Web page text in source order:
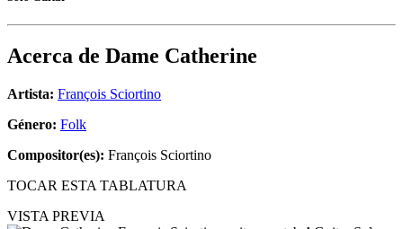
Acerca de Dame Catherine
Artista: François Sciortino
Género: Folk
Compositor(es): François Sciortino
TOCAR ESTA TABLATURA
VISTA PREVIA